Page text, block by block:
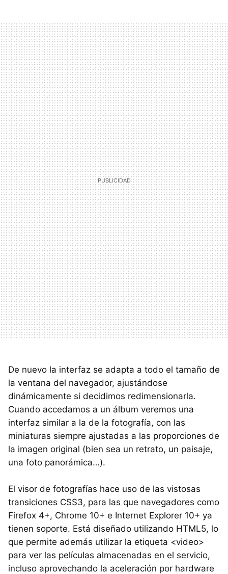
De nuevo la interfaz se adapta a todo el tamaño de
la ventana del navegador, ajustándose
dinámicamente si decidimos redimensionarla.
Cuando accedamos a un álbum veremos una
interfaz similar a la de la fotografía, con las
miniaturas siempre ajustadas a las proporciones de
la imagen original (bien sea un retrato, un paisaje,
una foto panorámica…).
El visor de fotografías hace uso de las vistosas
transiciones CSS3, para las que navegadores como
Firefox 4+, Chrome 10+ e Internet Explorer 10+ ya
tienen soporte. Está diseñado utilizando HTML5, lo
que permite además utilizar la etiqueta <video>
para ver las películas almacenadas en el servicio,
incluso aprovechando la aceleración por hardware